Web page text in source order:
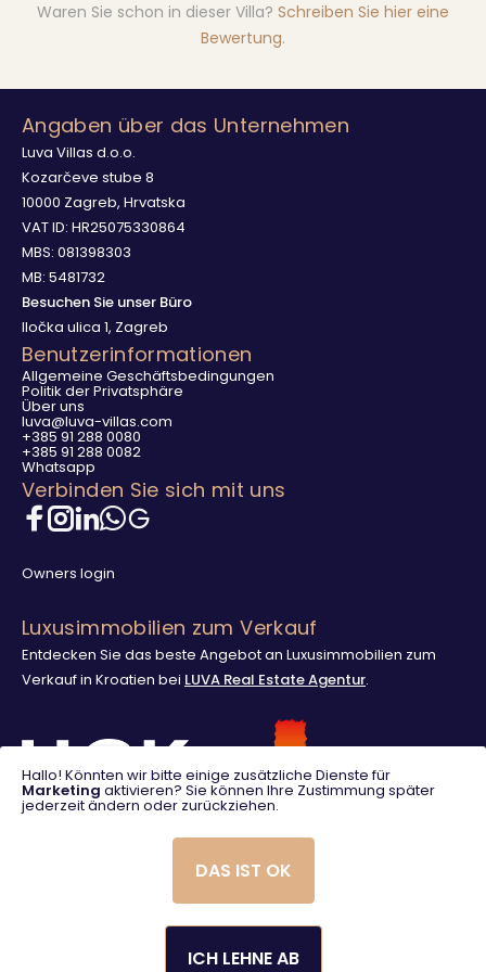
Waren Sie schon in dieser Villa? Schreiben Sie hier eine
Bewertung.
Angaben über das Unternehmen
Luva Villas d.o.o.
Kozarčeve stube 8
10000 Zagreb, Hrvatska
VAT ID: HR25075330864
MBS: 081398303
MB: 5481732
Besuchen Sie unser Büro
Iločka ulica 1, Zagreb
Benutzerinformationen
Allgemeine Geschäftsbedingungen
Politik der Privatsphäre
Über uns
luva@luva-villas.com
+385 91 288 0080
+385 91 288 0082
Whatsapp
Verbinden Sie sich mit uns
Owners login
Luxusimmobilien zum Verkauf
Entdecken Sie das beste Angebot an Luxusimmobilien zum
Verkauf in Kroatien bei LUVA Real Estate Agentur.
© 2025. LUVA Villas
Hallo! Könnten wir bitte einige zusätzliche Dienste für
Marketing aktivieren? Sie können Ihre Zustimmung später
jederzeit ändern oder zurückziehen.
ICH LEHNE AB
DAS IST OK